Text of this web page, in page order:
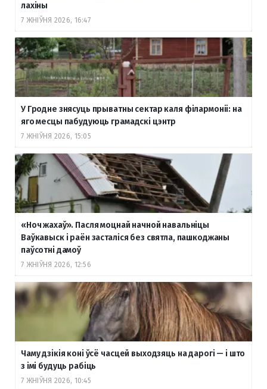
лахіны
7 ЖНІЎНЯ 2026, 16:47
У Гродне знясуць прыватны сектар каля філармоніі: на
яго месцы пабудуюць грамадскі цэнтр
7 ЖНІЎНЯ 2026, 15:05
«Ноч жахаў». Пасля моцнай начной навальніцы
Ваўкавыск і раён засталіся без святла, пашкоджаны
паўсотні дамоў
7 ЖНІЎНЯ 2026, 12:56
Чаму дзікія коні ўсё часцей выходзяць на дарогі — і што
з імі будуць рабіць
7 ЖНІЎНЯ 2026, 10:45